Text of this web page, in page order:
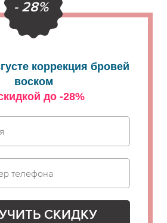
- 28%
коррекция бровей
воском
до -28%